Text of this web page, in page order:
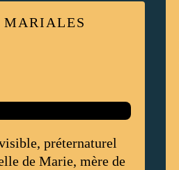
MARIALES
préternaturel
de Marie, mère de